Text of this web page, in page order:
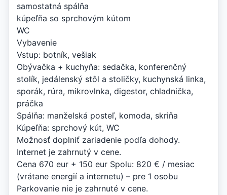
samostatná spálňa
kúpeľňa so sprchovým kútom
WC
Vybavenie
Vstup: botník, vešiak
Obývačka + kuchyňa: sedačka, konferenčný
stolík, jedálenský stôl a stoličky, kuchynská linka,
sporák, rúra, mikrovlnka, digestor, chladnička,
práčka
Spálňa: manželská posteľ, komoda, skriňa
Kúpeľňa: sprchový kút, WC
Možnosť doplniť zariadenie podľa dohody.
Internet je zahrnutý v cene.
Cena 670 eur + 150 eur Spolu: 820 € / mesiac
(vrátane energií a internetu) – pre 1 osobu
Parkovanie nie je zahrnuté v cene.